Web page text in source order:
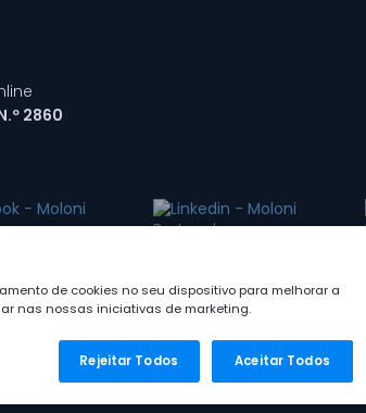
2860
de cookies no seu dispositivo para melhorar a
nas nossas iniciativas de marketing.
Rejeitar Todos Aceitar Todos